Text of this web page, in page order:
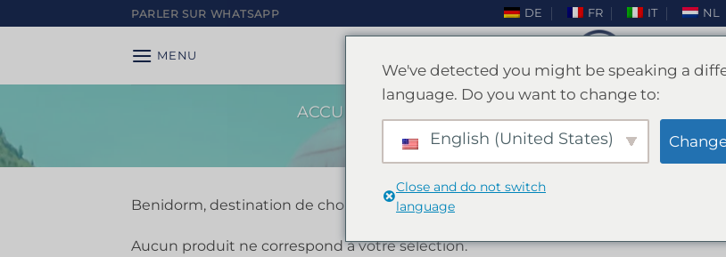
au
PARLER SUR WHATSAPP DE FR IT NL
MENU
ACCUEIL ENTERREMENT DE VIE
FILTRER
Benidorm, destination de choix pour les enterrements de vie de garçon - Stag
Aucun produit ne correspond à votre sélection.
We've detected you might be speaking a
language. Do you want to change to:
English (United States)
Close and do not switch
language